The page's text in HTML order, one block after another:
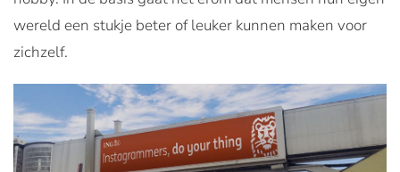
wereld een stukje beter of leuker kunnen maken voor
zichzelf.